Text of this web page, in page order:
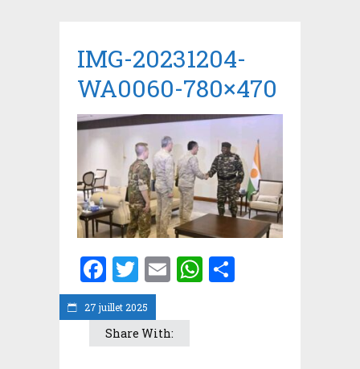
27 juillet 2025
IMG-20231204-
WA0060-780×470
Facebook
Twitter
EmailWhatsApp
Share With: